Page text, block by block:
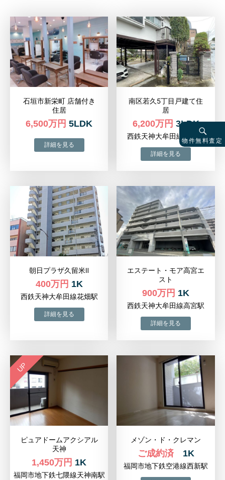
石垣市新栄町 店舗付き
住居
6,500万円5LDK
南区若久5丁目戸建て住
居
6,200万円 3LDK
西鉄天神大牟田線高宮駅
朝日プラザ久留米Ⅱ
400万円 1K
西鉄天神大牟田線花畑駅
エステート・モア高宮エ
スト
900万円 1K
西鉄天神大牟田線高宮駅
UP
ピュアドームアクシアル
天神
1,450万円 1K
福岡市地下鉄七隈線天神南駅
メゾン・ド・クレマン
ご成約済 1K
福岡市地下鉄空港線西新駅
物件無料査定